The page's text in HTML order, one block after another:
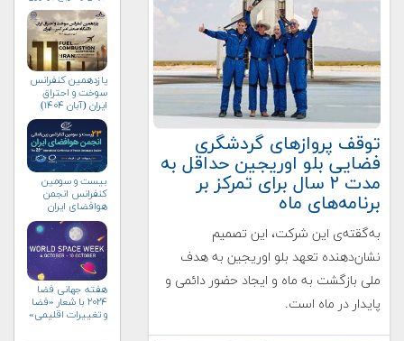
توقف پروازهای گردشگری
فضایی بلو اوریجین حداقل به
مدت ۲ سال برای تمرکز بر
برنامه‌های ماه
به‌گقته‌ی این شرکت، این تصمیم
نشان‌دهنده تعهد بلو اوریجین به هدف
ملی بازگشت به ماه و ایجاد حضور دائمی و
پایدار در ماه است.
آن‌ها
یازدهمین کنفرانس
سوخت و احتراق
ایران (آبان‌ ۱۴۰۴)
بیست و سومین
کنفرانس انجمن
هوافضای ايران
هفته جهانی فضا
۲۰۲۴ با شعار «فضا
و تغییرات اقلیمی»